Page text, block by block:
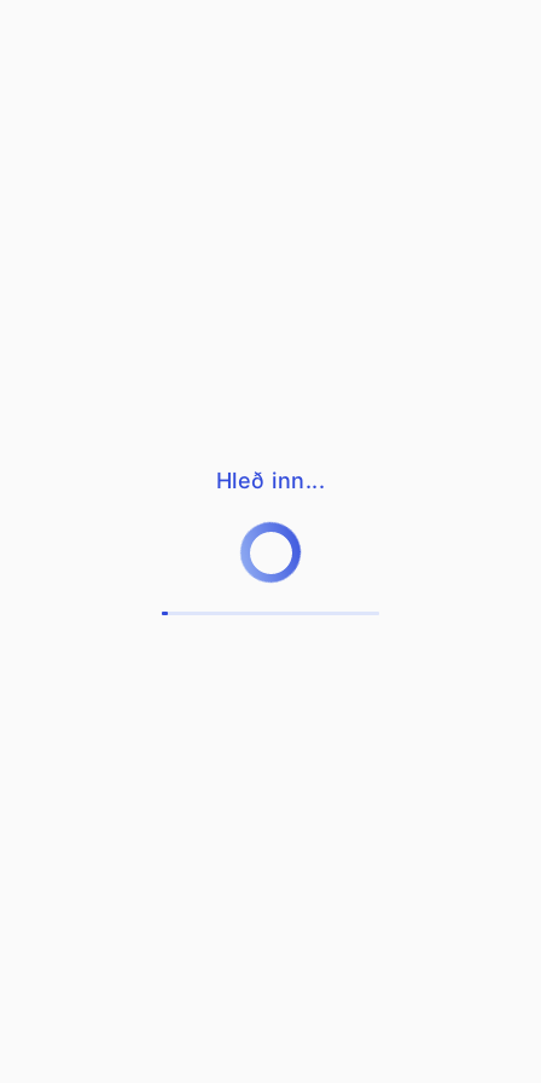
Hleð inn...